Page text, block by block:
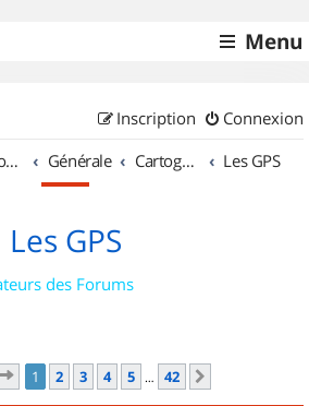
Menu
Connexion
Inscription
Accueil forum Générale Cartographie et GPS Les GPS
Les GPS
des Forums
Page 1sur
1 2 3 4 5 … 42